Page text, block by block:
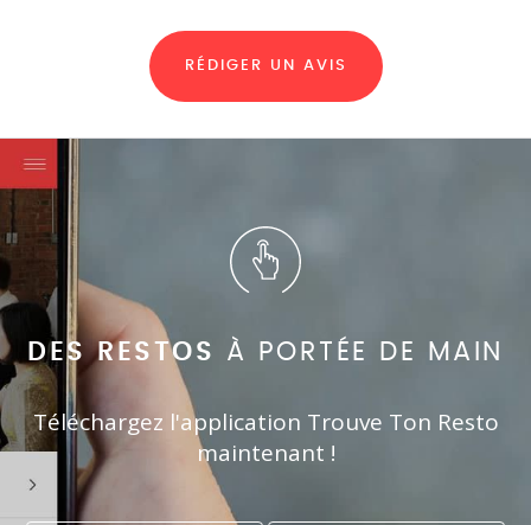
RÉDIGER UN AVIS
DES RESTOS À PORTÉE DE MAIN
Téléchargez l'application Trouve Ton Resto
maintenant !